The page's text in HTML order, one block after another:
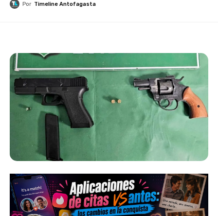
Por Timeline Antofagasta